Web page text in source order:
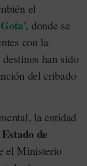
el
donde se
con la
han sido
del cribado
la entidad
de
el Ministerio